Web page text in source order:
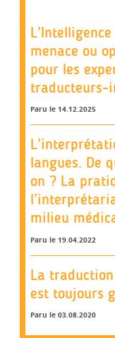
menace ou
pour les
traducteurs-
Paru le 14.12.2025
langues. De
on ? La
milieu
Paru le 19.04.2022
La
est toujours
Paru le 03.08.2020